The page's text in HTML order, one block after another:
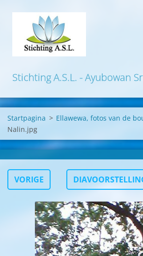
Stichting A.S.L. - Ayubowan
Startpagina > Ellawewa, fotos van de
Nalin.jpg
VORIGE